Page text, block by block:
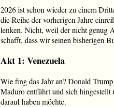
2026 ist schon wieder zu einem
die Reihe der vorherigen Jahre
lenken. Nicht, weil der nicht genug
schafft, dass wir seinen bisherigen
Akt 1: Venezuela
Wie fing das Jahr an? Donald
Maduro entführt und sich
darauf haben möchte.